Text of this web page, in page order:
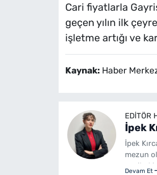
Cari fiyatlarla
geçen yılın ilk
işletme artığı ve
Kaynak: Haber
EDITÖR
İpek
İpek
mezun
Devam Et